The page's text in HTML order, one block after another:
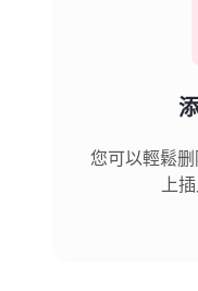
您可以輕鬆
上